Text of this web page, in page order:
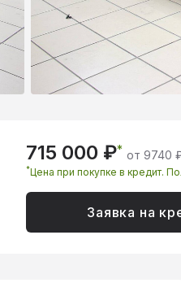
715 000 ₽* от 9740
*Цена при покупке в кредит.
Заявка на